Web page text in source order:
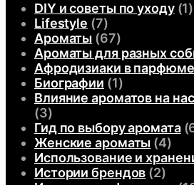
DIY и советы по уходу(1)
Lifestyle (7)
Ароматы (67)
Ароматы для разных
Афродизиаки в
Биографии (1)
Влияние ароматов на
(3)
Гид по выбору аромата
Женские ароматы (4)
Использование и
Истории брендов (2)